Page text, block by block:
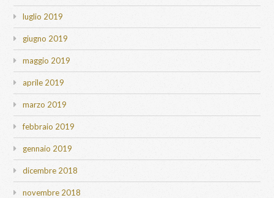
luglio 2019
giugno 2019
maggio 2019
aprile 2019
marzo 2019
febbraio 2019
gennaio 2019
dicembre 2018
novembre 2018